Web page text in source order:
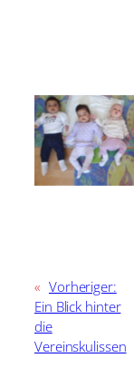
« Vorheriger:
Ein Blick hinter
die
Vereinskulissen